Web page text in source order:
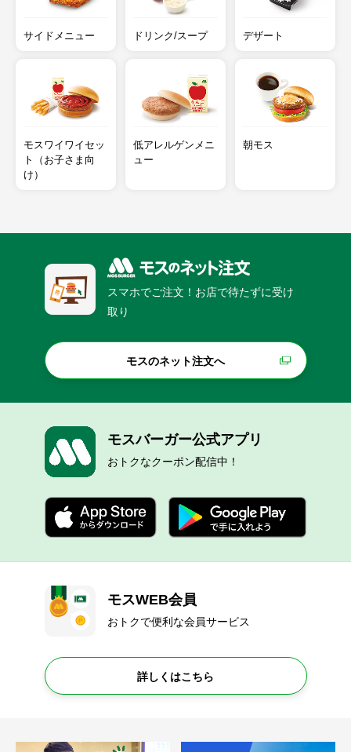
サイドメニュー ドリンク/スープ デザート
モスワイワイセッ
ト（お子さま向
け）
低アレルゲンメニ
ュー
朝モス
スマホでご注文！お店で待たずに受け
取り
モスのネット注文へ
モスバーガー公式アプリ
おトクなクーポン配信中！
モスWEB会員
おトクで便利な会員サービス
詳しくはこちら